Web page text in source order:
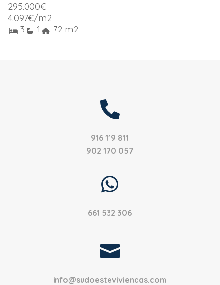
295.000€
4.097€/m2
3
1 72 m2

916 119 811
902 170 057

661 532 306

info@sudoesteviviendas.com